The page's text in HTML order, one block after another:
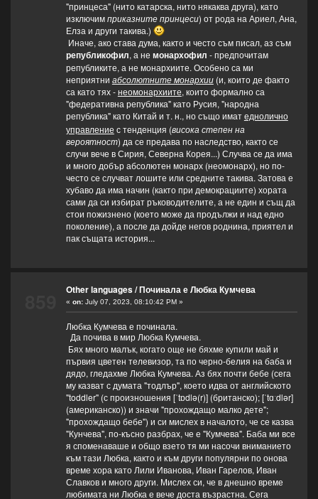
"принцеса" (нито катарска, нито някаква друга), като
изключимприказните принцеси) от рода на Ариел, Ана,
Елза и други такива.)
Иначе, ако става дума, както и често съм писал, аз съм
републикофил, а не монархофил - предпочитам
републиките, а не монархиите. Особено са ми
неприятни абсолютните монархии(и, които де факто
са като тях -неомонархиите, които формално са
"федеративна република" като Русия, "народна
република" като Китай и т. н., носъщо иматеднолично
управление с тенденция (висока степен на
вероятност) да се предава по наследство, както се
случи вече в Сирия, Северна Корея...) Случва се да има
и много добър абсолютен монарх (неомонарх), но по-
често се случват лошите или средните такива. Затова е
хубаво да има начин (както при демокрациите) хората
сами да си избират ръководителите, а не един и същ да
стои пожизнено (което може да продължи и над едно
поколение), а после да дойде негов роднина, приятел и
пак същата история...
Other languages/Починала е Любка Кумчева
« on:July 07, 2023, 08:10:42 PM »
Любка Кумчева е починала.
Да почива в мир Любка Кумчева.
Бях много малък, когато още не бяхме купили май и
първия цветен телевизор, та по черно-белия на баба и
дядо, гледахме Любка Кумчева. Аз бях почти бебе (сега
му казват с думата "тодлър", което идва от английското
"toddler" (с произношения [ˈtɒdlə(r)] (британско); [ˈtɑːdlər]
(американско)) и значи "прохождащо малко дете";
"прохождащо бебе") и си мислех в началото, че се казва
"Кунчева", по-късно разбрах, че е "Кумчева". Баба ми все
я споменаваше и общо взето тя ми насочи вниманието
към тази Любка, както и към други популярни по онова
време хора като Лили Иванова, Иван Гарелов, Иван
Славков и много други. Мислех си, че в днешно време
любимата ни Любка е вече доста възрастна. Сега